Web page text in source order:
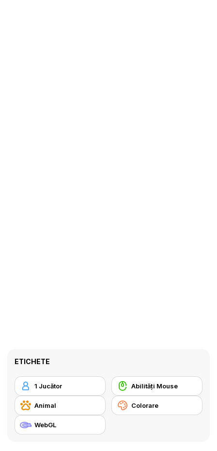
ETICHETE
1 Jucător Abilități Mouse
Animal Colorare
WebGL